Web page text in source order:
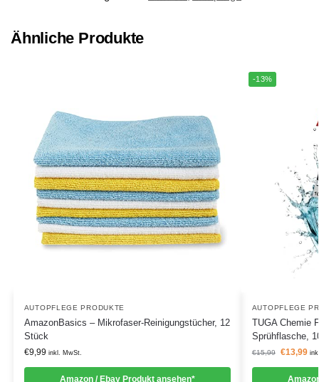
Ähnliche Produkte
AUTOPFLEGE PRODUKTE
AmazonBasics – Mikrofaser-Reinigungstücher, 12
Stück
€9,99 inkl. MwSt.
Amazon / Ebay Produkt ansehen*
-13%
AUTOPFLEGE
TUGA Chemie
Sprühflasche,
€15,99 €13,99